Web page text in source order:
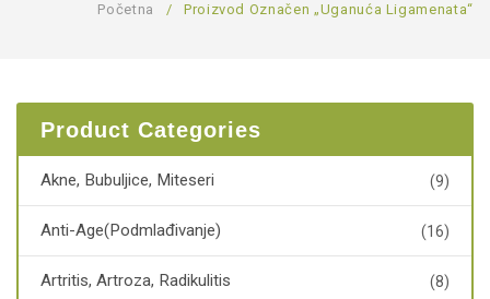
Početna / Proizvod Označen „uganuća Ligamenata“
Product Categories
Akne, Bubuljice, Miteseri (9)
Anti-Age(podmlađivanje) (16)
Artritis, Artroza, Radikulitis (8)